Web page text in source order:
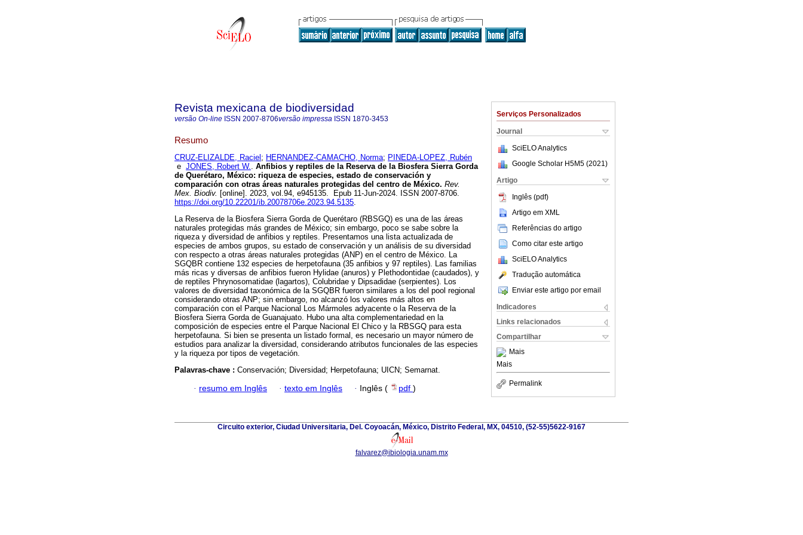
Serviços Personalizados
Journal
SciELO Analytics
Google Scholar H5M5 (2021 )
Artigo
Inglês (pdf)
Artigo em XML
Referências do artigo
Como citar este artigo
SciELO Analytics
Tradução automática
Enviar este artigo por email
Indicadores
Links relacionados
Compartilhar
Mais
Mais
Permalink
Revista mexicana de biodiversidad
versão On-line ISSN 2007-8706versão impressa ISSN 1870-3453
Resumo
CRUZ-ELIZALDE, Raciel ; HERNANDEZ-CAMACHO, Norma; PINEDA-LOPEZ, Rubén
e JONES, Robert W.. Anfibios y reptiles de la Reserva de la Biosfera Sierra Gorda
de Querétaro, México: riqueza de especies, estado de conservación y
comparación con otras áreas naturales protegidas del centro de México. Rev.
Mex. Biodiv. [online]. 2023, vol.94, e945135. Epub 11-Jun-2024. ISSN 2007-8706.
https://doi.org/10.22201/ib.20078706e.2023.94.5135.
La Reserva de la Biosfera Sierra Gorda de Querétaro (RBSGQ) es una de las áreas
naturales protegidas más grandes de México; sin embargo, poco se sabe sobre la
riqueza y diversidad de anfibios y reptiles. Presentamos una lista actualizada de
especies de ambos grupos, su estado de conservación y un análisis de su diversidad
con respecto a otras áreas naturales protegidas (ANP) en el centro de México. La
SGQBR contiene 132 especies de herpetofauna (35 anfibios y 97 reptiles). Las familias
más ricas y diversas de anfibios fueron Hylidae (anuros) y Plethodontidae (caudados), y
de reptiles Phrynosomatidae (lagartos), Colubridae y Dipsadidae (serpientes). Los
valores de diversidad taxonómica de la SGQBR fueron similares a los del pool regional
considerando otras ANP; sin embargo, no alcanzó los valores más altos en
comparación con el Parque Nacional Los Mármoles adyacente o la Reserva de la
Biosfera Sierra Gorda de Guanajuato. Hubo una alta complementariedad en la
composición de especies entre el Parque Nacional El Chico y la RBSGQ para esta
herpetofauna. Si bien se presenta un listado formal, es necesario un mayor número de
estudios para analizar la diversidad, considerando atributos funcionales de las especies
y la riqueza por tipos de vegetación.
Palavras-chave : Conservación; Diversidad; Herpetofauna; UICN; Semarnat.
· resumo em Inglês · texto em Inglês · Inglês ( pdf )
Circuito exterior, Ciudad Universitaria, Del. Coyoacán, México, Distrito Federal, MX, 04510, (52-55)5622-9167
falvarez@ibiologia.unam.mx